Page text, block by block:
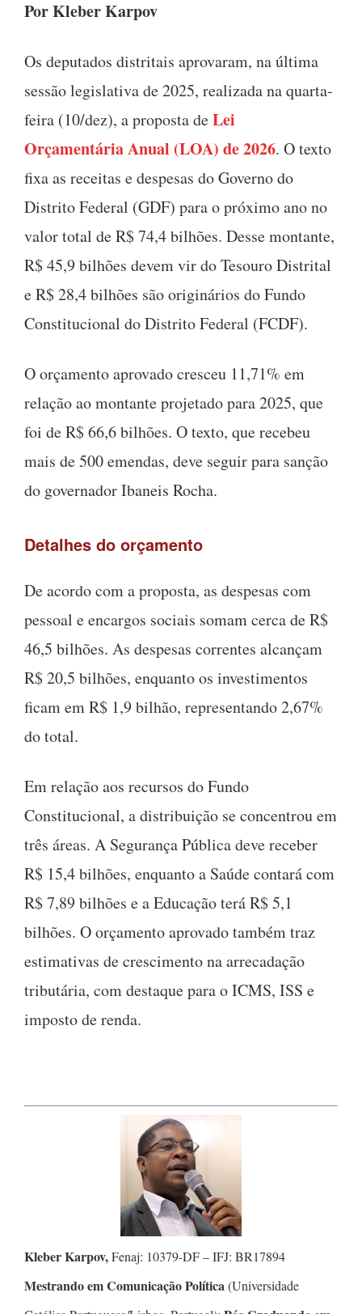
Por Kleber Karpov
Os deputados distritais aprovaram, na última
sessão legislativa de 2025, realizada na quarta-
feira (10/dez), a proposta deLei
Orçamentária Anual (LOA) de 2026. O texto
fixa as receitas e despesas do Governo do
Distrito Federal (GDF) para o próximo ano no
valor total de R$ 74,4 bilhões. Desse montante,
R$ 45,9 bilhões devem vir do Tesouro Distrital
e R$ 28,4 bilhões são originários do Fundo
Constitucional do Distrito Federal (FCDF).
O orçamento aprovado cresceu 11,71% em
relação ao montante projetado para 2025, que
foi de R$ 66,6 bilhões. O texto, que recebeu
mais de 500 emendas, deve seguir para sanção
do governador Ibaneis Rocha.
Detalhes do orçamento
De acordo com a proposta, as despesas com
pessoal e encargos sociais somam cerca de R$
46,5 bilhões. As despesas correntes alcançam
R$ 20,5 bilhões, enquanto os investimentos
ficam em R$ 1,9 bilhão, representando 2,67%
do total.
Em relação aos recursos do Fundo
Constitucional, a distribuição se concentrou em
três áreas. A Segurança Pública deve receber
R$ 15,4 bilhões, enquanto a Saúde contará com
R$ 7,89 bilhões e a Educação terá R$ 5,1
bilhões. O orçamento aprovado também traz
estimativas de crescimento na arrecadação
tributária, com destaque para o ICMS, ISS e
imposto de renda.
Kleber Karpov,Fenaj: 10379-DF – IFJ: BR17894
Mestrando em Comunicação Política(Universidade